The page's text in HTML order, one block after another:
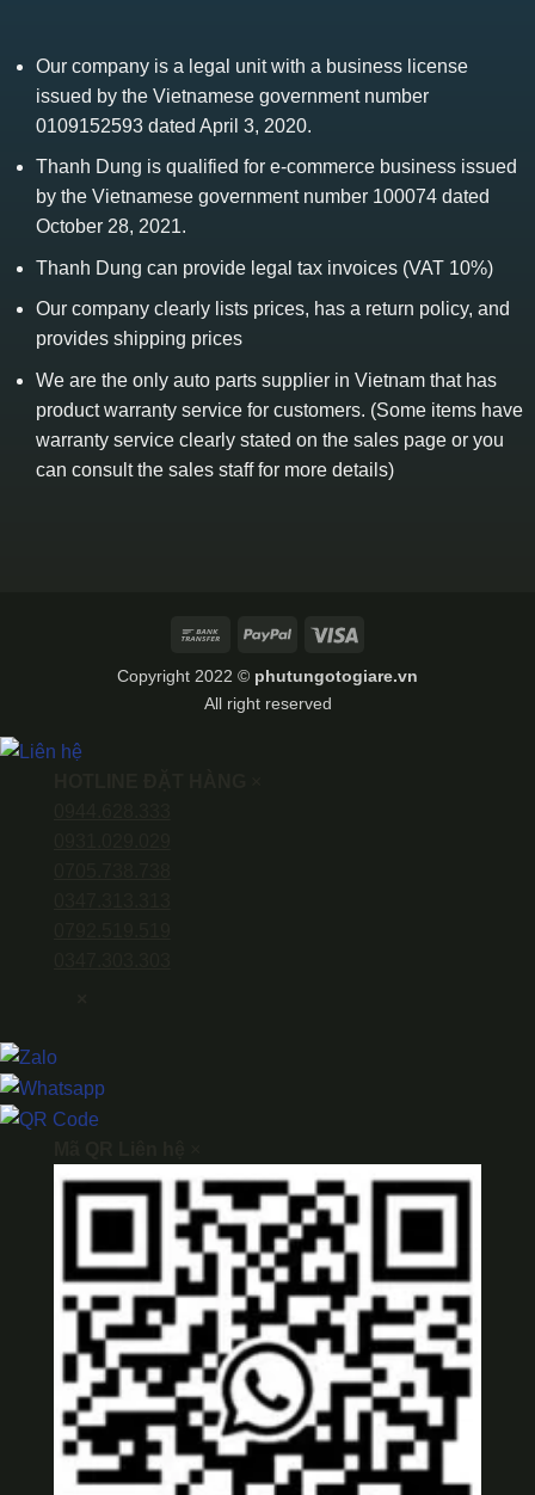
Our company is a legal unit with a business license
issued by the Vietnamese government number
0109152593 dated April 3, 2020.
Thanh Dung is qualified for e-commerce business issued
by the Vietnamese government number 100074 dated
October 28, 2021.
Thanh Dung can provide legal tax invoices (VAT 10%)
Our company clearly lists prices, has a return policy, and
provides shipping prices
We are the only auto parts supplier in Vietnam that has
product warranty service for customers. (Some items have
warranty service clearly stated on the sales page or you
can consult the sales staff for more details)
Bank
PayPal
Copyright 2022 © phutungotogiare.vn
All right reserved